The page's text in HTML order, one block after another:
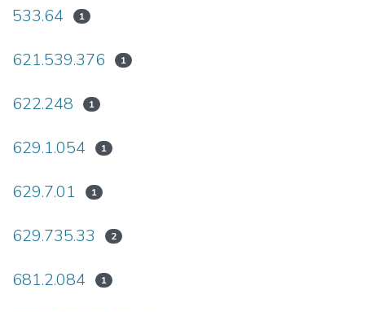
533.64 1
621.539.376 1
622.248 1
629.1.054 1
629.7.01 1
629.735.33 2
681.2.084 1